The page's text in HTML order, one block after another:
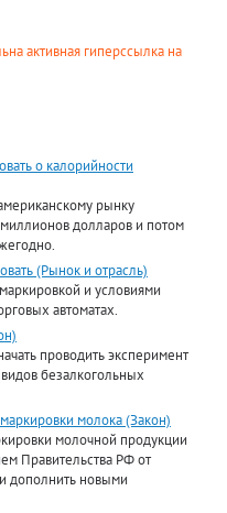
активная гиперссылка на
о калорийности
рынку
долларов и потом
(Рынок и отрасль)
и условиями
автоматах.
проводить эксперимент
безалкогольных
молока (Закон)
молочной продукции
Правительства РФ от
дополнить новыми